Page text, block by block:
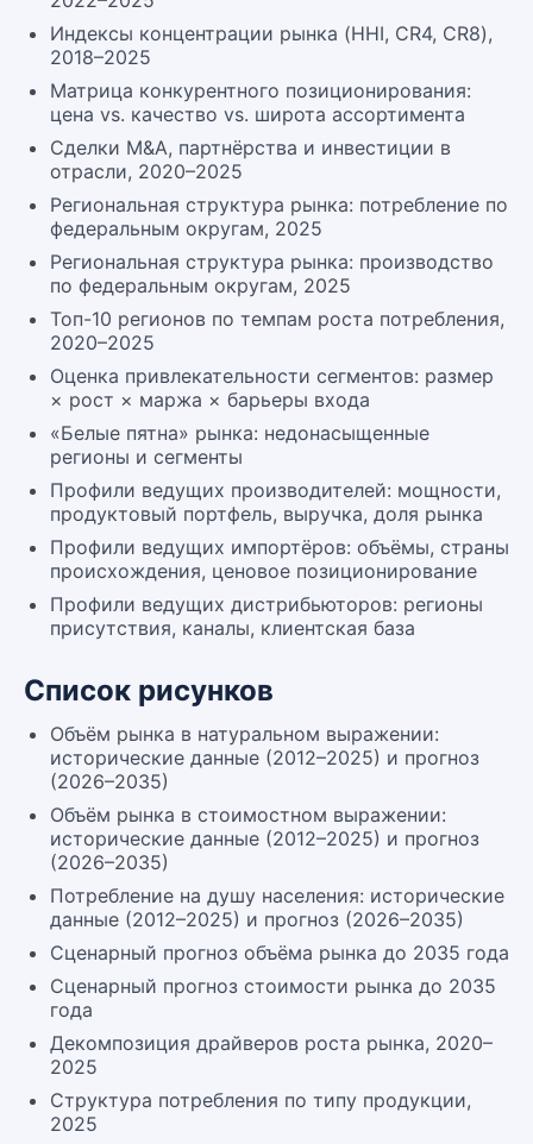
Индексы концентрации рынка (HHI, CR4, CR8),
2018–2025
Матрица конкурентного позиционирования:
цена vs. качество vs. широта ассортимента
Сделки M&A, партнёрства и инвестиции в
отрасли, 2020–2025
Региональная структура рынка: потребление по
федеральным округам, 2025
Региональная структура рынка: производство
по федеральным округам, 2025
Топ-10 регионов по темпам роста потребления,
2020–2025
Оценка привлекательности сегментов: размер
× рост × маржа × барьеры входа
«Белые пятна» рынка: недонасыщенные
регионы и сегменты
Профили ведущих производителей: мощности,
продуктовый портфель, выручка, доля рынка
Профили ведущих импортёров: объёмы, страны
происхождения, ценовое позиционирование
Профили ведущих дистрибьюторов: регионы
присутствия, каналы, клиентская база
Список рисунков
Объём рынка в натуральном выражении:
исторические данные (2012–2025) и прогноз
(2026–2035)
Объём рынка в стоимостном выражении:
исторические данные (2012–2025) и прогноз
(2026–2035)
Потребление на душу населения: исторические
данные (2012–2025) и прогноз (2026–2035)
Сценарный прогноз объёма рынка до 2035 года
Сценарный прогноз стоимости рынка до 2035
года
Декомпозиция драйверов роста рынка, 2020–
2025
Структура потребления по типу продукции,
2025